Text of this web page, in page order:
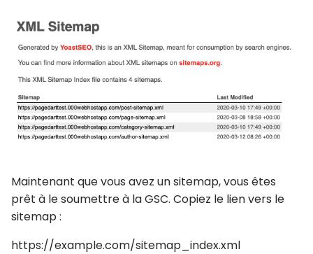
Maintenant que vous avez un sitemap, vous êtes
prêt à le soumettre à la GSC. Copiez le lien vers le
sitemap :
https://example.com/sitemap_index.xml